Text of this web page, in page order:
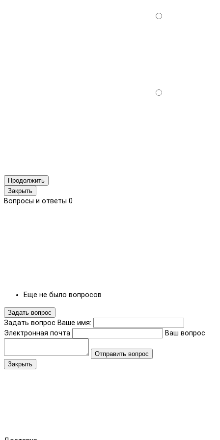
Продолжить
Закрыть
Вопросы и ответы 0
Еще не было вопросов
Задать вопрос
Задать вопрос Ваше имя:
Электронная почта
Ваш вопрос
Отправить вопрос
Закрыть